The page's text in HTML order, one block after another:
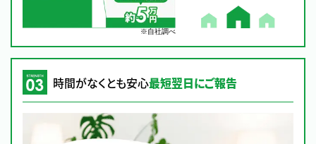
※自社調べ
時間がなくとも安心最短翌日にご報告